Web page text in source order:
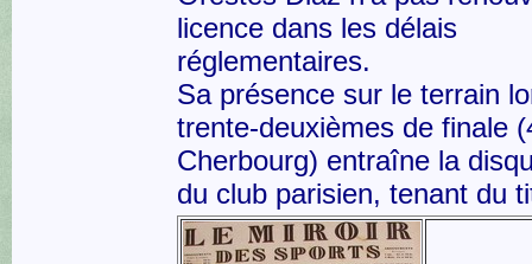
licence dans les délais
réglementaires.
Sa présence sur le terrain
trente-deuxièmes de finale
Cherbourg) entraîne la
du club parisien, tenant du